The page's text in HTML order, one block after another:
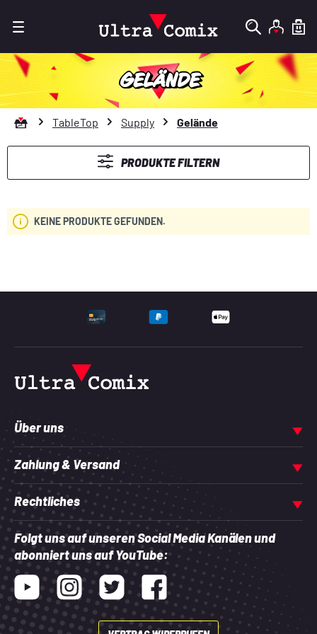
GELÄNDE
Zur Startseite gehen
TableTop Supply Gelände
PRODUKTE FILTERN
KEINE PRODUKTE GEFUNDEN.
UNTERSTÜTZTE
Über uns
Zahlung & Versand
Rechtliches
Folgt uns auf unseren Social Media Kanälen und
abonniert uns auf YouTube:
Youtube InstagramTwitter Facebook